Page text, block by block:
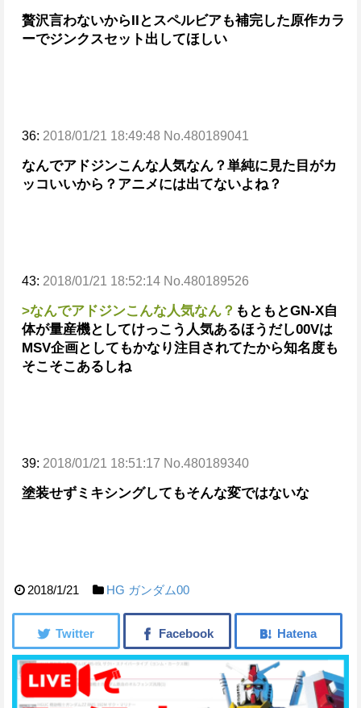
贅沢言わないからIIとスペルビアも補完した原作カラ
ーでジンクスセット出してほしい
36: 2018/01/21 18:49:48 No.480189041
なんでアドジンこんな人気なん？ 単純に見た目がカ
ッコいいから？ アニメには出てないよね？
43: 2018/01/21 18:52:14 No.480189526
>なんでアドジンこんな人気なん？ もともとGN-X自
体が量産機としてけっこう人気あるほうだし00Vは
MSV企画としてもかなり注目されてたから知名度も
そこそこあるしね
39: 2018/01/21 18:51:17 No.480189340
塗装せずミキシングしてもそんな変ではないな
2018/1/21 HG ガンダム00